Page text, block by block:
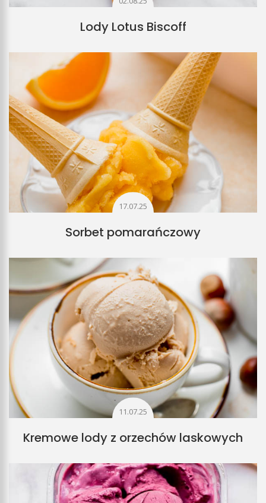
Lody Lotus Biscoff
17.07.25
Sorbet pomarańczowy
11.07.25
Kremowe lody z orzechów laskowych